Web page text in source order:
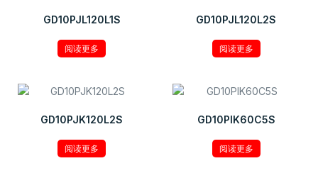
GD10PJL120L1S
阅读更多
GD10PJL120L2S
阅读更多
GD10PJK120L2S
阅读更多
GD10PIK60C5S
阅读更多